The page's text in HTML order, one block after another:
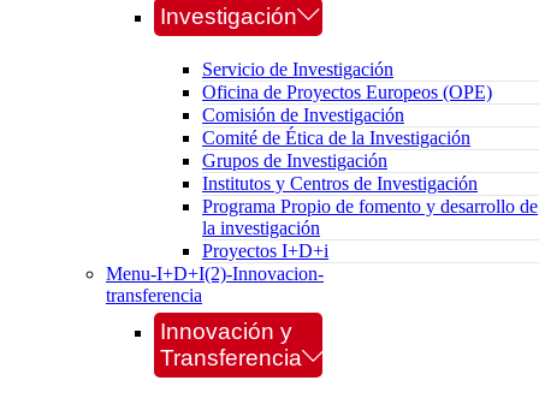
Investigación
Servicio de Investigación
Oficina de Proyectos Europeos (OPE)
Comisión de Investigación
Comité de Ética de la Investigación
Grupos de Investigación
Institutos y Centros de Investigación
Programa Propio de fomento y desarrollo de
la investigación
Proyectos I+D+i
Menu-I+D+I(2)-Innovacion-
transferencia
Innovación y
Transferencia